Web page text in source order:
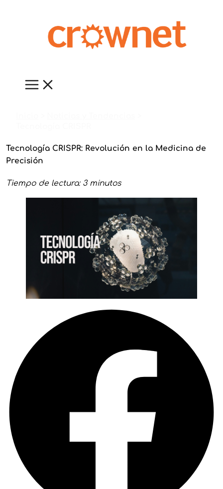
Tecnología CRISPR: Revolución en la Medicina de
Precisión
Tiempo de lectura: 3 minutos